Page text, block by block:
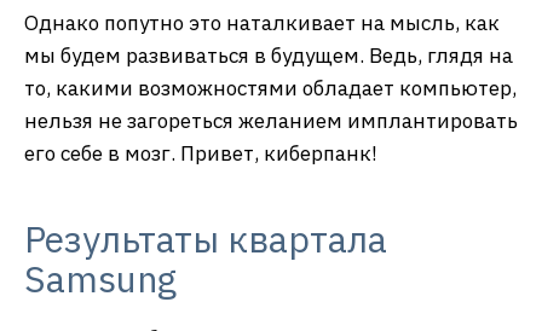
Однако попутно это наталкивает на мысль, как
мы будем развиваться в будущем. Ведь, глядя на
то, какими возможностями обладает компьютер,
нельзя не загореться желанием имплантировать
его себе в мозг. Привет, киберпанк!
Результаты квартала
Samsung